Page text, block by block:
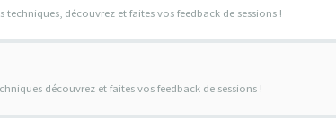
découvrez et faites vos feedback de sessions !
découvrez et faites vos feedback de sessions !